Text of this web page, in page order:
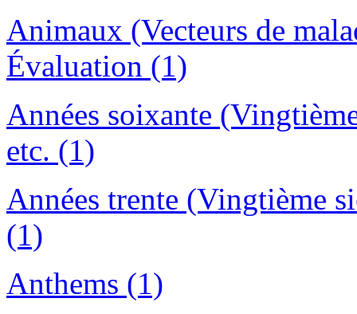
Animaux (Vecteurs de
Évaluation (1)
Années soixante
etc. (1)
Années trente (Vingtième
(1)
Anthems (1)